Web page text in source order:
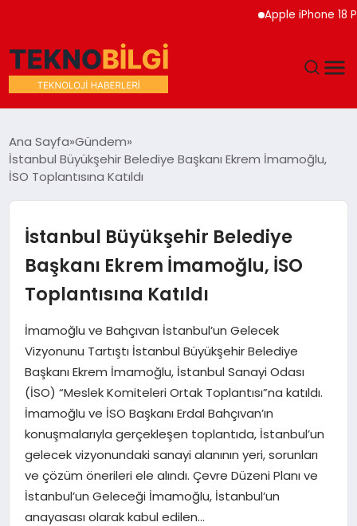
Apple iPhone 18 Pro
DÜNYA
MAGAZIN
SAĞLIK
SIYASET
SPOR
TEKNOLOJI
YAŞAM
Ana Sayfa Gündem
İstanbul Büyükşehir Belediye Başkanı Ekrem İmamoğlu,
İSO Toplantısına Katıldı
İstanbul Büyükşehir Belediye
Başkanı Ekrem İmamoğlu, İSO
Toplantısına Katıldı
İmamoğlu ve Bahçıvan İstanbul’un Gelecek
Vizyonunu Tartıştı İstanbul Büyükşehir Belediye
Başkanı Ekrem İmamoğlu, İstanbul Sanayi Odası
(İSO) “Meslek Komiteleri Ortak Toplantısı”na katıldı.
İmamoğlu ve İSO Başkanı Erdal Bahçıvan’ın
konuşmalarıyla gerçekleşen toplantıda, İstanbul’un
gelecek vizyonundaki sanayi alanının yeri, sorunları
ve çözüm önerileri ele alındı. Çevre Düzeni Planı ve
İstanbul’un Geleceği İmamoğlu, İstanbul’un
anayasası olarak kabul edilen…